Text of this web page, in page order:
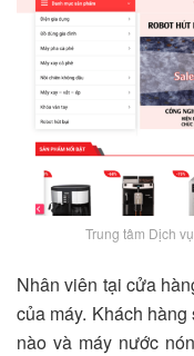
Trung tâm Dịch
Nhân viên tại cửa
của máy. Khách
nào và máy nước